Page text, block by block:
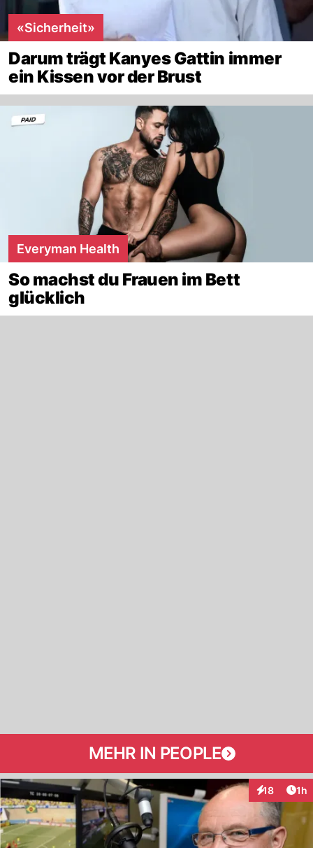
«Sicherheit»
Darum trägt Kanyes Gattin immer
ein Kissen vor der Brust
Everyman Health
So machst du Frauen im Bett
glücklich
MEHR IN PEOPLE
18 1h